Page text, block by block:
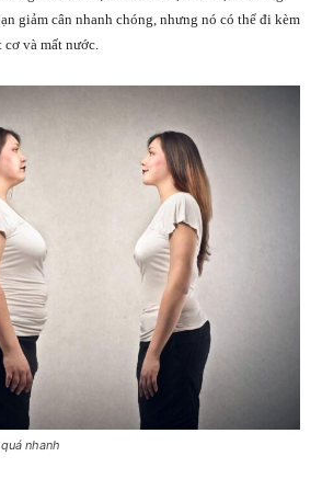
giảm cân nhanh chóng, nhưng nó có thể đi kèm
và mất nước.
nhanh